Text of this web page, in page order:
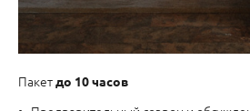
Пакетдо 10 часов